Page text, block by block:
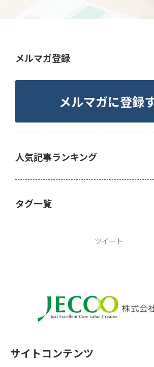
メルマガ登録
メルマガに登録
人気記事ランキング
タグ一覧
ツイート
サイトコンテンツ